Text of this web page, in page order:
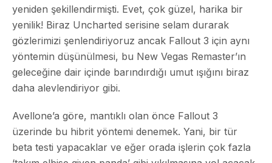
yeniden şekillendirmişti. Evet, çok güzel, harika bir
yenilik! Biraz Uncharted serisine selam durarak
gözlerimizi şenlendiriyoruz ancak Fallout 3 için aynı
yöntemin düşünülmesi, bu New Vegas Remaster’ın
geleceğine dair içinde barındırdığı umut ışığını biraz
daha alevlendiriyor gibi.
Avellone’a göre, mantıklı olan önce Fallout 3
üzerinde bu hibrit yöntemi denemek. Yani, bir tür
beta testi yapacaklar ve eğer orada işlerin çok fazla